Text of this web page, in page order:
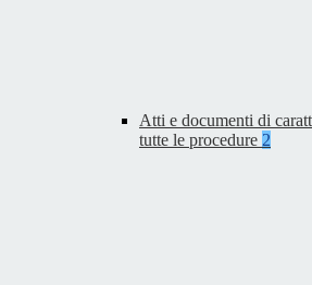
Atti e documenti di
tutte le procedure 2